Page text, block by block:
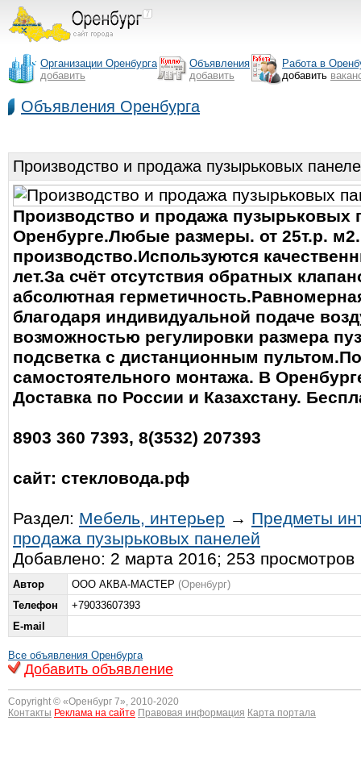
Организации Оренбурга
добавить
Объявления
добавить
Работа в
добавить
Объявления Оренбурга
Производство и продажа пузырьковых
Производство и продажа пузырьковых
Оренбурге.Любые размеры. от 25т.р.
производство.Используются
лет.За счёт отсутствия обратных
абсолютная
благодаря индивидуальной подаче
возможностью регулировки размера
подсветка с дистанционным
самостоятельного монтажа. В
Доставка по России и Казахстану.
8903 360 7393, 8(3532) 207393
сайт: стекловода.рф
Раздел: Мебель, интерьер → Предметы
продажа пузырьковых панелей
Добавлено: 2 марта 2016; 253 просмотров
Автор ООО АКВА-МАСТЕР (Оренбург)
Телефон
+79033607393
E-mail
Все объявления Оренбурга
Добавить объявление
Copyright © «Оренбург 7», 2010-2020
Контакты Реклама на сайте Правовая информация Карта портала